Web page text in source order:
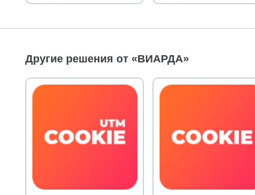
Другие решения от «ВИАРДА»